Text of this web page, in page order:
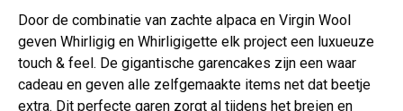
Door de combinatie van zachte alpaca en Virgin Wool
geven Whirligig en Whirligigette elk project een luxueuze
touch & feel. De gigantische garencakes zijn een waar
cadeau en geven alle zelfgemaakte items net dat beetje
extra. Dit perfecte garen zorgt al tijdens het breien en